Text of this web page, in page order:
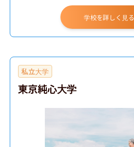
先進理工学部
学校を詳しく見る
私立大学
東京純心大学